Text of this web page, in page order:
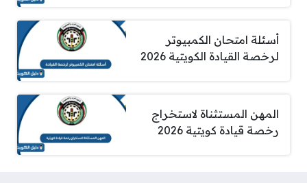
أسئلة امتحان الكمبيوتر
لرخصة القيادة الكويتية 2026
المهن المستثناة لاستخراج
رخصة قيادة كويتية 2026